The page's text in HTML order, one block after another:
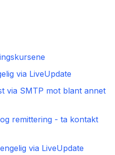
via LiveUpdate
via SMTP mot blant annet
remittering - ta kontakt
via LiveUpdate